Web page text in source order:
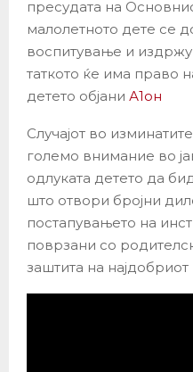
пресудата на
малолетното дете се
воспитување и
таткото ќе има право
детето објани А1он
Случајот во
големо внимание во
одлуката детето да
што отвори бројни
постапувањето на
поврзани со
заштита на